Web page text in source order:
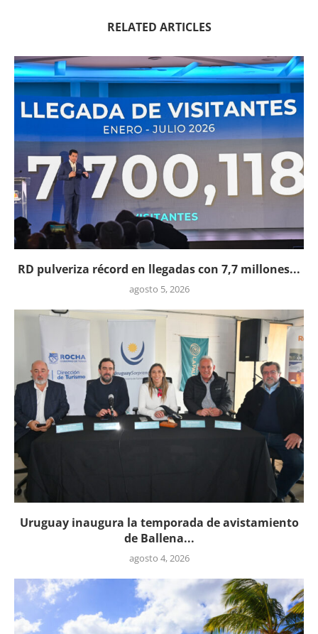
RELATED ARTICLES
RD pulveriza récord en llegadas con 7,7 millones...
agosto 5, 2026
Uruguay inaugura la temporada de avistamiento
de Ballena...
agosto 4, 2026